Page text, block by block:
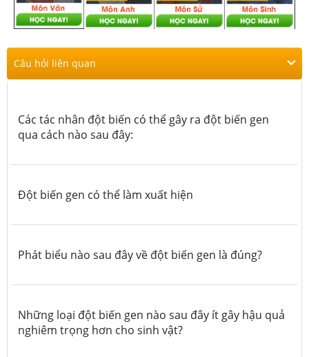
Câu hỏi liên quan
Các tác nhân đột biến có thể gây ra đột biến gen
qua cách nào sau đây:
Đột biến gen có thể làm xuất hiện
Phát biểu nào sau đây về đột biến gen là đúng?
Những loại đột biến gen nào sau đây ít gây hậu quả
nghiêm trọng hơn cho sinh vật?